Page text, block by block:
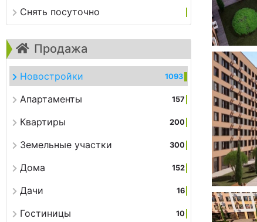
Снять посуточно
Продажа
Новостройки 1093
Апартаменты 157
Квартиры 200
Земельные участки 300
Дома 152
Дачи 16
Гостиницы 10